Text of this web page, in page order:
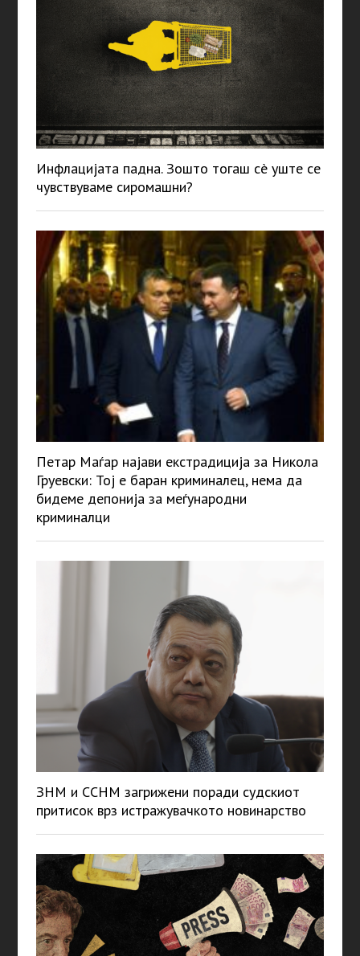
Инфлацијата падна. Зошто тогаш сè уште се
чувствуваме сиромашни?
Петар Маѓар најави екстрадиција за Никола
Груевски: Тој е баран криминалец, нема да
бидеме депонија за меѓународни
криминалци
ЗНМ и ССНМ загрижени поради судскиот
притисок врз истражувачкото новинарство